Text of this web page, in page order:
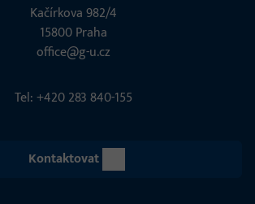
Kačírkova 982/4
15800 Praha
office@g-u.cz
Tel: +420 283 840-155
Kontaktovat